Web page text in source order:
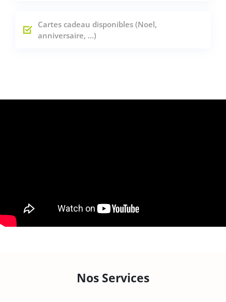
Cartes cadeau disponibles (Noel,
anniversaire, ...)
Nos Services